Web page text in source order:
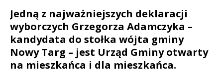
Jedną z najważniejszych deklaracji
wyborczych Grzegorza Adamczyka –
kandydata do stołka wójta gminy
Nowy Targ – jest Urząd Gminy otwarty
na mieszkańca i dla mieszkańca.